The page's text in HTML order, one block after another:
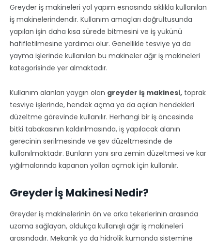
Greyder iş makineleri yol yapım esnasında sıklıkla kullanılan
iş makinelerindendir. Kullanım amaçları doğrultusunda
yapılan işin daha kısa sürede bitmesini ve iş yükünü
hafifletilmesine yardımcı olur. Genellikle tesviye ya da
yayma işlerinde kullanılan bu makineler ağır iş makineleri
kategorisinde yer almaktadır.
Kullanım alanları yaygın olan greyder iş makinesi, toprak
tesviye işlerinde, hendek açma ya da açılan hendekleri
düzeltme görevinde kullanılır. Herhangi bir iş öncesinde
bitki tabakasının kaldırılmasında, iş yapılacak alanın
gerecinin serilmesinde ve şev düzeltmesinde de
kullanılmaktadır. Bunların yanı sıra zemin düzeltmesi ve kar
yığılmalarında kapanan yolları açmak için kullanılır.
Greyder İş Makinesi Nedir?
Greyder iş makinelerinin ön ve arka tekerlerinin arasında
uzama sağlayan, oldukça kullanışlı ağır iş makineleri
arasındadır. Mekanik ya da hidrolik kumanda sistemine